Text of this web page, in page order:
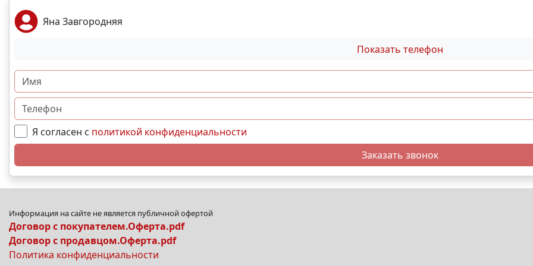
Яна Завгородняя
Показать телефон
Я согласен с политикой конфиденциальности
Заказать звонок
Информация на сайте не является публичной офертой
Договор с покупателем.Оферта.pdf
Договор с продавцом.Оферта.pdf
Политика конфиденциальности